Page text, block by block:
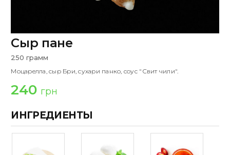
Сыр пане
250 грамм
Моцарелла, сыр Бри, сухари панко, соус "Свит чили".
240 грн
ИНГРЕДИЕНТЫ